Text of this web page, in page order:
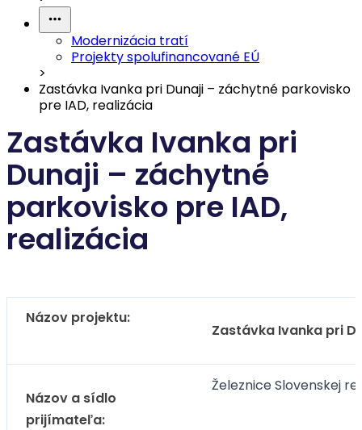
Modernizácia tratí
Projekty spolufinancované EÚ
>
Zastávka Ivanka pri Dunaji – záchytné parkovisko
pre IAD, realizácia
Zastávka Ivanka pri
Dunaji – záchytné
parkovisko pre IAD,
realizácia
Názov projektu:
Zastávka Ivanka pri
Názov a sídlo
prijímateľa:
Železnice Slovenskej